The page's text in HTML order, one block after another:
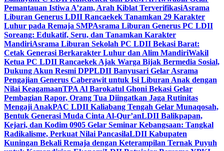
Pemantauan Istiwa A’zam, Arah Kiblat TerverifikasiAsrama
Liburan Generus LDII Rancaekek Tanamkan 29 Karakter
Luhur pada Remaja SMPAsrama Liburan Generus PC LDII
Soreang: Edukatif, Seru, dan Tanamkan Karakter
MandiriAsrama Liburan Sekolah PC LDII Bekasi Barat:
Cetak Generasi Berkarakter Luhur dan Alim MandiriWakil
Ketua PC LDII Rancaekek Ajak Warga Bijak Bermedia Sosial,
Dukung Akun Resmi DPPLDII Banyusari Gelar Asrama
Pengajian Generus Caberawit untuk Isi Liburan Anak dengan
Nilai KeagamaanTPA Al Barokatul Ghoni Bekasi Gelar
Pembagian Rapor, Orang Tua Diingatkan Jaga Rutinitas
Mengaji AnakPAC LDII Kaliabang Tengah Gelar Munaqosah,
Bentuk Generasi Muda Cinta Al-Qur’anLDII Balikpapan,
Kejari, dan Kodim 0905 Gelar Seminar Kebangsaan: Tangkal
Radikalisme, Perkuat Nilai PancasilaLDII Kabupaten
Kuningan Bekali Remaja dengan Keterampilan Ternak Puyuh